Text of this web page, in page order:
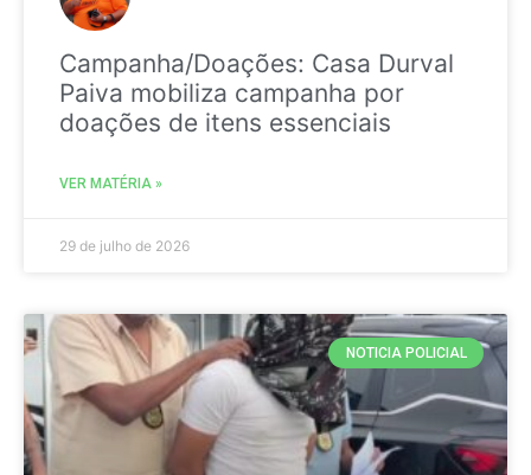
Campanha/Doações: Casa Durval
Paiva mobiliza campanha por
doações de itens essenciais
VER MATÉRIA »
29 de julho de 2026
NOTICIA POLICIAL